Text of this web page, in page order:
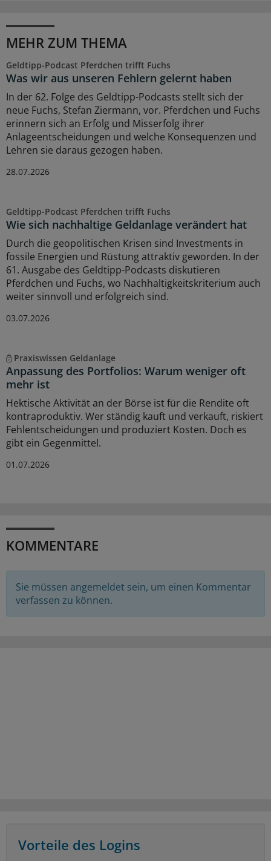
MEHR ZUM THEMA
Geldtipp-Podcast Pferdchen trifft Fuchs
Was wir aus unseren Fehlern gelernt haben
In der 62. Folge des Geldtipp-Podcasts stellt sich der
neue Fuchs, Stefan Ziermann, vor. Pferdchen und Fuchs
erinnern sich an Erfolg und Misserfolg ihrer
Anlageentscheidungen und welche Konsequenzen und
Lehren sie daraus gezogen haben.
28.07.2026
Geldtipp-Podcast Pferdchen trifft Fuchs
Wie sich nachhaltige Geldanlage verändert hat
Durch die geopolitischen Krisen sind Investments in
fossile Energien und Rüstung attraktiv geworden. In der
61. Ausgabe des Geldtipp-Podcasts diskutieren
Pferdchen und Fuchs, wo Nachhaltigkeitskriterium auch
weiter sinnvoll und erfolgreich sind.
03.07.2026
Praxiswissen Geldanlage
Anpassung des Portfolios: Warum weniger oft
mehr ist
Hektische Aktivität an der Börse ist für die Rendite oft
kontraproduktiv. Wer ständig kauft und verkauft, riskiert
Fehlentscheidungen und produziert Kosten. Doch es
gibt ein Gegenmittel.
01.07.2026
KOMMENTARE
Sie müssen angemeldet sein, um einen Kommentar
verfassen zu können.
Vorteile des Logins